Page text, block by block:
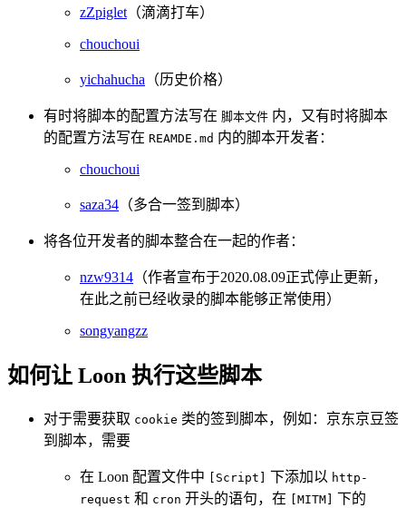
zZpiglet （滴滴打车）
chouchoui
yichahucha （历史价格）
有时将脚本的配置方法写在 脚本文件 内，又有时将脚本
的配置方法写在 REAMDE.md 内的脚本开发者：
chouchoui
saza34 （多合一签到脚本）
将各位开发者的脚本整合在一起的作者：
nzw9314 （作者宣布于2020.08.09正式停止更新，
在此之前已经收录的脚本能够正常使用）
songyangzz
如何让 Loon 执行这些脚本
对于需要获取 cookie 类的签到脚本，例如：京东京豆签
到脚本，需要
在 Loon 配置文件中 [Script] 下添加以 http-
request 和 cron 开头的语句，在 [MITM] 下的